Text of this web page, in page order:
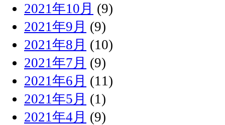
2021年10月 (9)
2021年9月 (9)
2021年8月 (10)
2021年7月 (9)
2021年6月 (11)
2021年5月 (1)
2021年4月 (9)